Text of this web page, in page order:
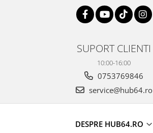
Rame adaptoare Ssangyong
SUPORT CLIENTI
10:00-16:00
0753769846
service@hub64.ro
DESPRE HUB64.RO